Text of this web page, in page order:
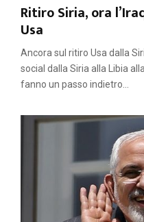
Ritiro Siria, ora
Usa
Ancora sul ritiro Usa dalla
social dalla Siria alla Libia
fanno un passo indietro...